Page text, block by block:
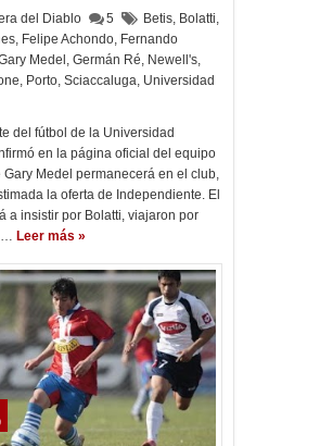
del Diablo 5 Betis, Bolatti,
, Felipe Achondo, Fernando
Medel , Germán Ré, Newell's,
, Porto, Sciaccaluga, Universidad
del fútbol de la Universidad
en la página oficial del equipo
Medel permanecerá en el club,
la oferta de Independiente. El
a insistir por Bolatti, viajaron por
Leer más »